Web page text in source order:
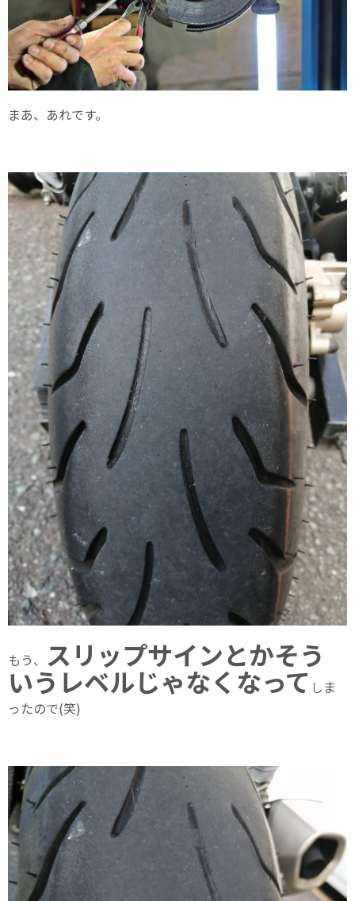
まあ、あれです。
もう、 スリップサインとかそう
いうレベルじゃなくなって しま
ったので(笑)